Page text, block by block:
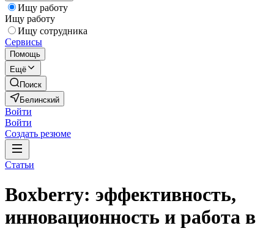
Ищу работу
Ищу работу
Ищу сотрудника
Сервисы
Помощь
Ещё
Поиск
Белинский
Войти
Войти
Создать резюме
Статьи
Boxberry: эффективность,
инновационность и работа в